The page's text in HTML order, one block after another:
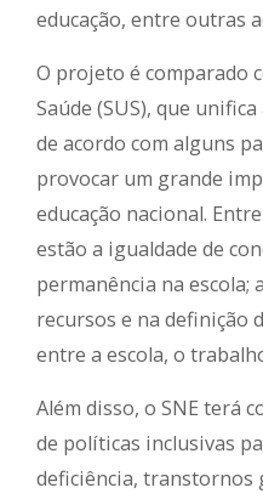
educação, entre outras
O projeto é comparado
Saúde (SUS), que
de acordo com alguns
provocar um grande
educação nacional.
estão a igualdade de
permanência na escola;
recursos e na definição
entre a escola, o
Além disso, o SNE terá
de políticas inclusivas
deficiência, transtornos